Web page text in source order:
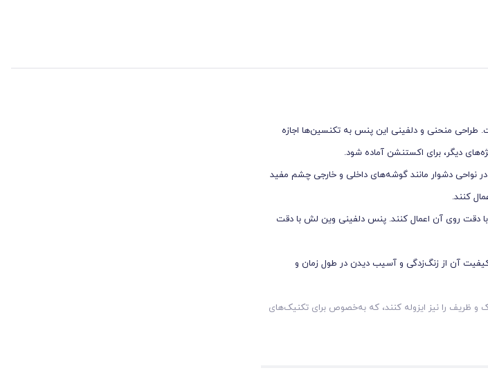
طراحی منحنی و دلفینی این پنس به تکنسین‌ها اجازه
دیگر، برای اکستنشن آماده شود.
دشوار مانند گوشه‌های داخلی و خارجی چشم مفید
کنند.
با دقت روی آن اعمال کنند. پنس دلفینی وین لش با دقت
آن از زنگ‌زدگی و آسیب دیدن در طول زمان و
و ظریف را نیز ایزوله کنند، که به‌خصوص برای تکنیک‌های